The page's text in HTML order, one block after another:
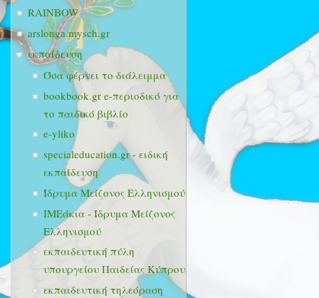
RAINBOW
arslonga.mysch.gr
εκπαίδευση
Όσα φέρνει το διάλειμμα
bookbook.gr e-περιοδικό για
το παιδικό βιβλίο
e-yliko
specialeducation.gr - ειδική
εκπαίδευση
Ίδρυμα Μείζονος Ελληνισμού
ΙΜΕάκια - Ίδρυμα Μείζονος
Ελληνισμού
εκπαιδευτική πύλη
υπουργείου Παιδείας Κύπρου
εκπαιδευτική τηλεόραση